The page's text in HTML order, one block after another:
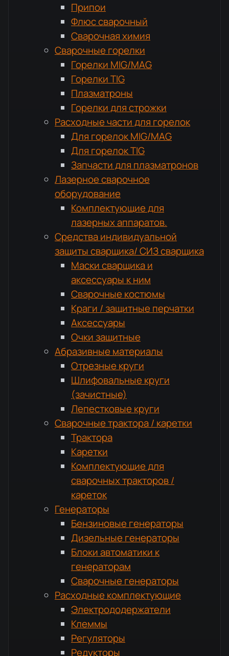
Припои
Флюс сварочный
Сварочная химия
Сварочные горелки
Горелки MIG/MAG
Горелки TIG
Плазматроны
Горелки для строжки
Расходные части для горелок
Для горелок MIG/MAG
Для горелок TIG
Запчасти для плазматронов
Лазерное сварочное
оборудование
Комплектующие для
лазерных аппаратов.
Средства индивидуальной
защиты сварщика/ СИЗ сварщика
Маски сварщика и
аксессуары к ним
Сварочные костюмы
Краги / защитные перчатки
Аксессуары
Очки защитные
Абразивные материалы
Отрезные круги
Шлифовальные круги
(зачистные)
Лепестковые круги
Сварочные трактора / каретки
Трактора
Каретки
Комплектующие для
сварочных тракторов /
кареток
Генераторы
Бензиновые генераторы
Дизельные генераторы
Блоки автоматики к
генераторам
Сварочные генераторы
Расходные комплектующие
Электрододержатели
Клеммы
Регуляторы
Редукторы